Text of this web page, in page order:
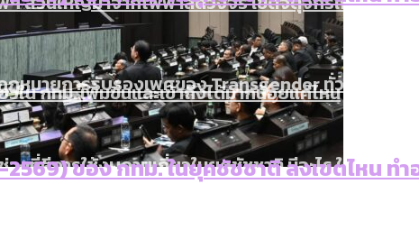
ใน กทม. เพิ่มขึ้นและเข้าถึงได้มากน้อยแค่ไหน
]
ฎหมายการรับรองเพศของ Transgender ทั่วโลก ประเท
ลิตซ้ำผ่านวิดีโอ AI ในช่วงความขัดแย้งไทย-กัมพูชา [
วงที่มีการใช้งบคาบเกี่ยวในยุคชัชชาติ มีอะไร ใช้งบแค่ไ
ของ กทม. ในยุคชัชชาติ ลงเขตไหน ท